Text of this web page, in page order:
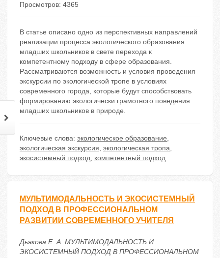
Просмотров: 4365
В статье описано одно из перспективных направлений
реализации процесса экологического образования
младших школьников в свете перехода к
компетентному подходу в сфере образования.
Рассматриваются возможность и условия проведения
экскурсии по экологической тропе в условиях
современного города, которые будут способствовать
формированию экологически грамотного поведения
младших школьников в природе.
Ключевые слова: экологическое образование,
экологическая экскурсия, экологическая тропа,
экосистемный подход, компетентный подход
МУЛЬТИМОДАЛЬНОСТЬ И ЭКОСИСТЕМНЫЙ
ПОДХОД В ПРОФЕССИОНАЛЬНОМ
РАЗВИТИИ СОВРЕМЕННОГО УЧИТЕЛЯ
Дьякова Е. А. МУЛЬТИМОДАЛЬНОСТЬ И
ЭКОСИСТЕМНЫЙ ПОДХОД В ПРОФЕССИОНАЛЬНОМ